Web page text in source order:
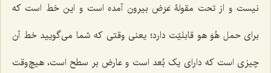
نیست و از تحت مقولۀ عَرَض بیرون آمده است و این خط است که
براى حمل هُوَ هو قابلیّت دارد؛ یعنى وقتى که شما مى‌گویید خط آن
چیزى است که داراى یک بُعد است و عارض بر سطح است، هیچ‌وقت